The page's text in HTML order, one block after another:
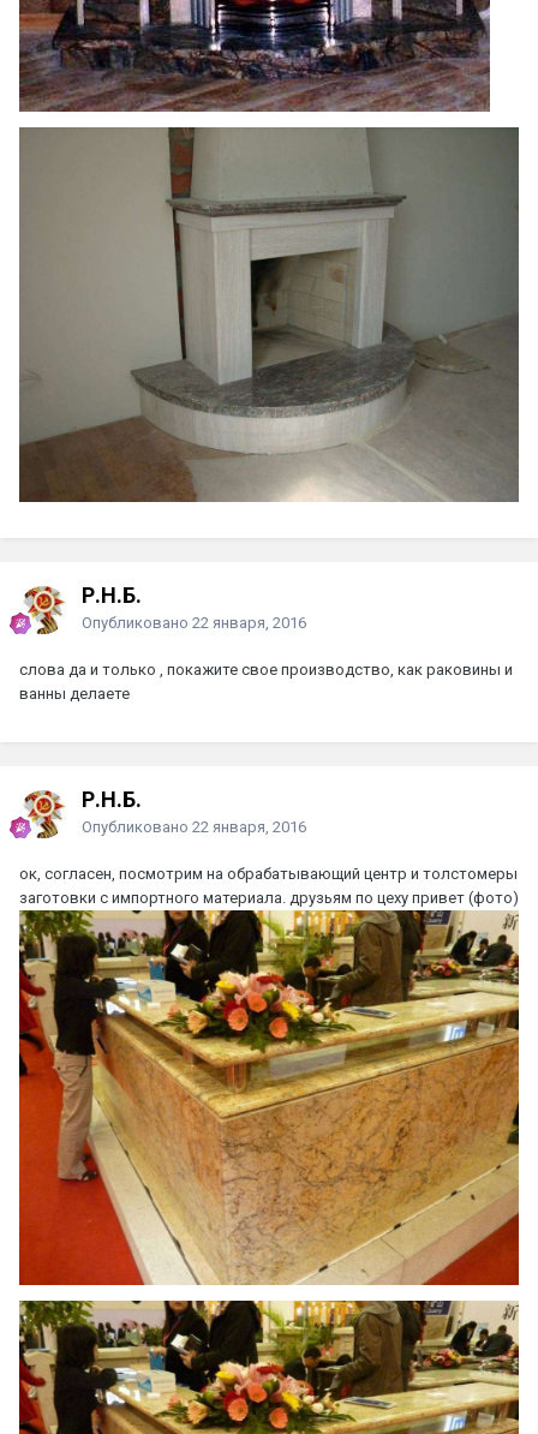
Р.Н.Б.
Опубликовано 22 января, 2016
слова да и только , покажите свое производство, как раковины и
ванны делаете
Р.Н.Б.
Опубликовано 22 января, 2016
ок, согласен, посмотрим на обрабатывающий центр и толстомеры
заготовки с импортного материала. друзьям по цеху привет (фото)